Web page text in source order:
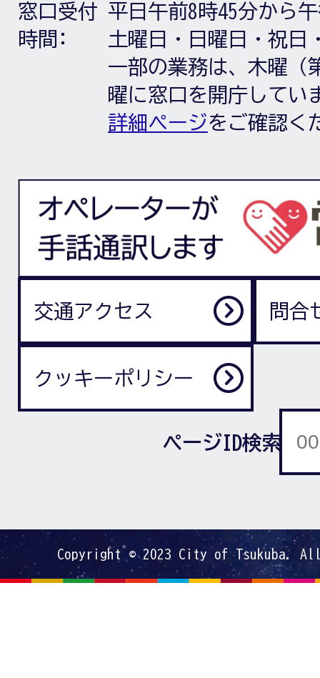
窓口受付
時間:
平日午前8時45分から
土曜日・日曜日・祝日
一部の業務は、木曜（
曜に窓口を開庁してい
詳細ページをご確認く
交通アクセス 問合
クッキーポリシー
ページID検索
Copyright © 2023 City of Tsukuba.